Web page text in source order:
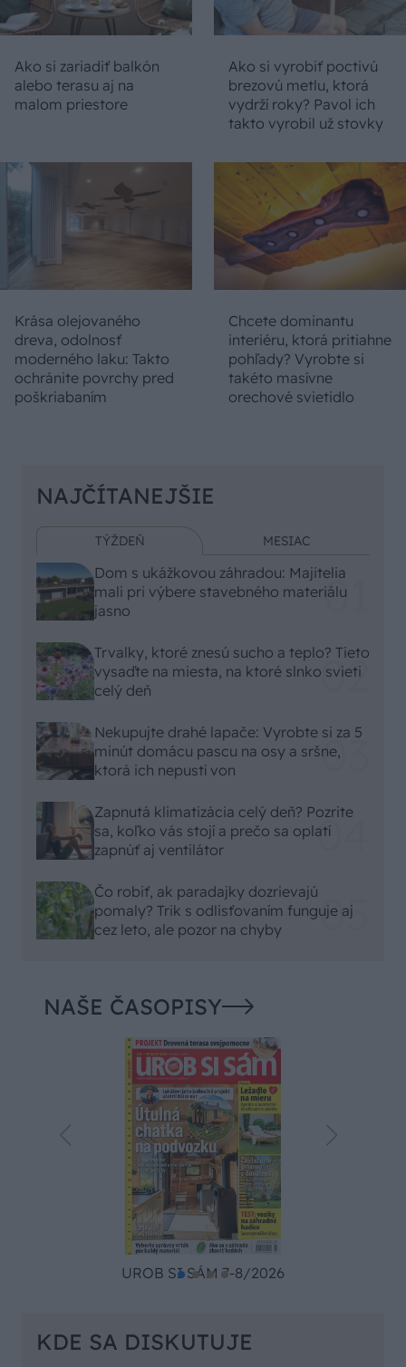
Ako si zariadiť balkón
alebo terasu aj na
malom priestore
Ako si vyrobiť poctivú
brezovú metlu, ktorá
vydrží roky? Pavol ich
takto vyrobil už stovky
Krása olejovaného
dreva, odolnosť
moderného laku: Takto
ochránite povrchy pred
poškriabaním
Chcete dominantu
interiéru, ktorá pritiahne
pohľady? Vyrobte si
takéto masívne
orechové svietidlo
NAJČÍTANEJŠIE
TÝŽDEŇ MESIAC
Dom s ukážkovou záhradou: Majitelia
mali pri výbere stavebného materiálu
jasno
Trvalky, ktoré znesú sucho a teplo? Tieto
vysaďte na miesta, na ktoré slnko svieti
celý deň
Nekupujte drahé lapače: Vyrobte si za 5
minút domácu pascu na osy a sršne,
ktorá ich nepustí von
Zapnutá klimatizácia celý deň? Pozrite
sa, koľko vás stojí a prečo sa oplatí
zapnúť aj ventilátor
Čo robiť, ak paradajky dozrievajú
pomaly? Trik s odlisťovaním funguje aj
cez leto, ale pozor na chyby
NAŠE ČASOPISY
UROB SI SÁM 7-8/2026
KDE SA DISKUTUJE